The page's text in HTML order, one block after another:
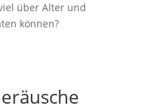
über Alter und
können?